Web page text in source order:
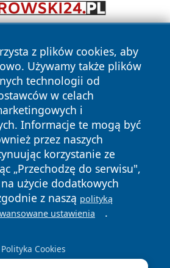
z plików cookies, aby
Używamy także plików
technologii od
w celach
i
Informacje te mogą być
przez naszych
korzystanie ze
„Przechodzę do serwisu",
użycie dodatkowych
z naszą polityką
ustawienia .
Polityka Cookies
Wszystkie prawa
Polityka
Cookies